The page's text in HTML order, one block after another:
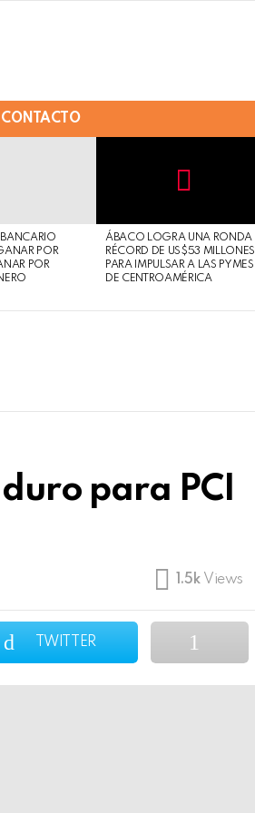
CONTACTO
POR
POR
Safe
For
Work
view
this
post
ÁBACO LOGRA UNA RONDA
RÉCORD DE US$53 MILLONES
PARA IMPULSAR A LAS PYMES
DE CENTROAMÉRICA
para PCI
1.5k Views
TWITTER